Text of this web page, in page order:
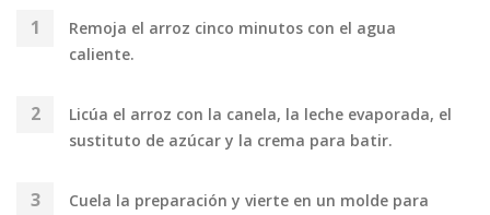
Remoja el arroz cinco minutos con el agua
caliente.
Licúa el arroz con la canela, la leche evaporada, el
sustituto de azúcar y la crema para batir.
Cuela la preparación y vierte en un molde para